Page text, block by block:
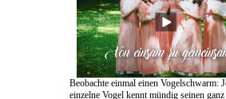
Beobachte einmal einen Vogelschwarm:
einzelne Vogel kennt mündig seinen ganz